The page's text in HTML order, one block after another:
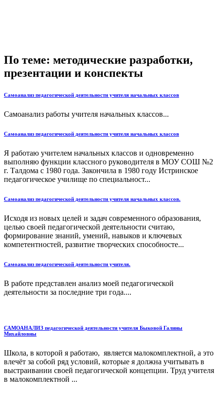
По теме: методические разработки,
презентации и конспекты
Самоанализ педагогической деятельности учителя начальных классов
Самоанализ работы учителя начальных классов...
Самоанализ педагогической деятельности учителя начальных классов
Я работаю учителем начальных классов и одновременно
выполняю функции классного руководителя в МОУ СОШ №2
г. Талдома с 1980 года. Закончила в 1980 году Истринское
педагогическое училище по специальност...
Самоанализ педагогической деятельности учителя начальных классов.
Исходя из новых целей и задач современного образования,
целью своей педагогической деятельности считаю,
формирование знаний, умений, навыков и ключевых
компетентностей, развитие творческих способносте...
Самоанализ педагогической деятельности учителя.
В работе представлен анализ моей педагогической
деятельности за последние три года....
САМОАНАЛИЗ педагогической деятельности учителя Быковой Галины
Михайловны
Школа, в которой я работаю, является малокомплектной, а это
влечёт за собой ряд условий, которые я должна учитывать в
выстраивании своей педагогической концепции. Труд учителя
в малокомплектной ...